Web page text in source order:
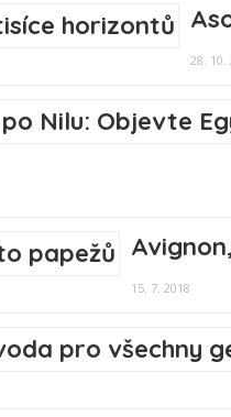
28. 10.
15. 7. 2018